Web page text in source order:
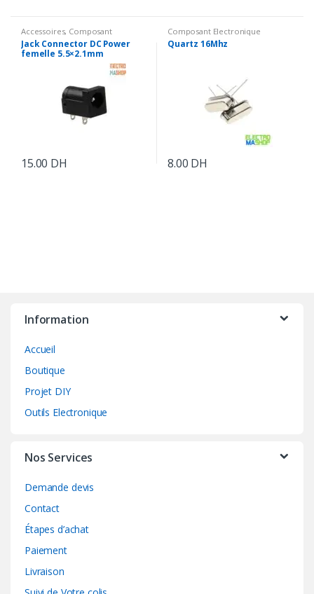
Accessoires, Composant
Electronique
Jack Connector DC Power
femelle 5.5×2.1mm
15.00 DH
Composant Electronique
Quartz 16Mhz
8.00 DH
Information
Accueil
Boutique
Projet DIY
Outils Electronique
Nos Services
Demande devis
Contact
Étapes d’achat
Paiement
Livraison